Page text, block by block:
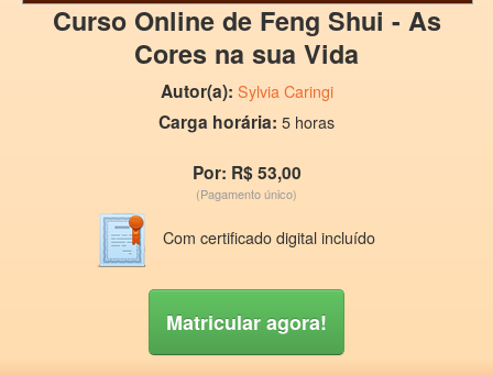
Curso Online de Feng Shui - As
Cores na sua Vida
Autor(a): Sylvia Caringi
Carga horária: 5 horas
Por: R$ 53,00
(Pagamento único)
Com certificado digital incluído
Matricular agora!